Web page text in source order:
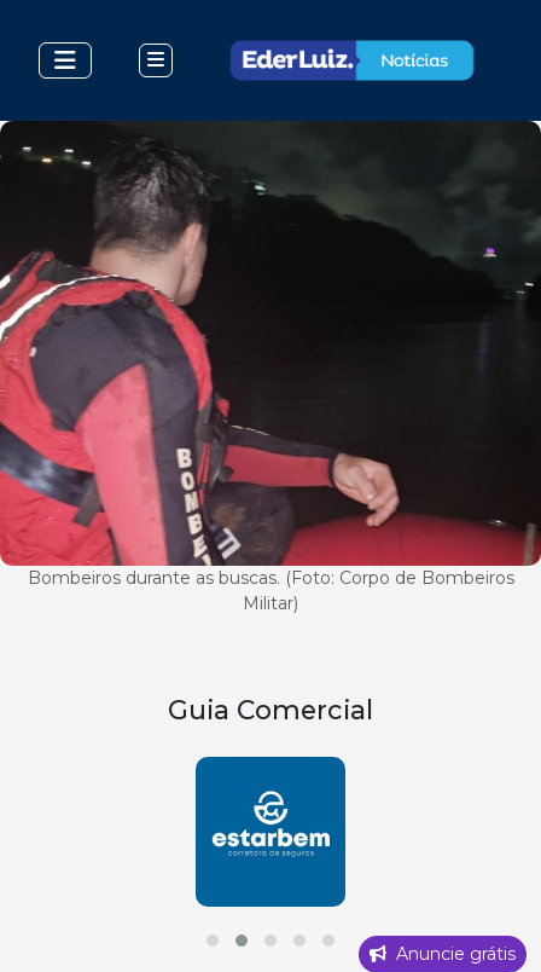
Bombeiros durante as buscas. (Foto: Corpo de Bombeiros
Militar)
Guia Comercial
Anuncie grátis